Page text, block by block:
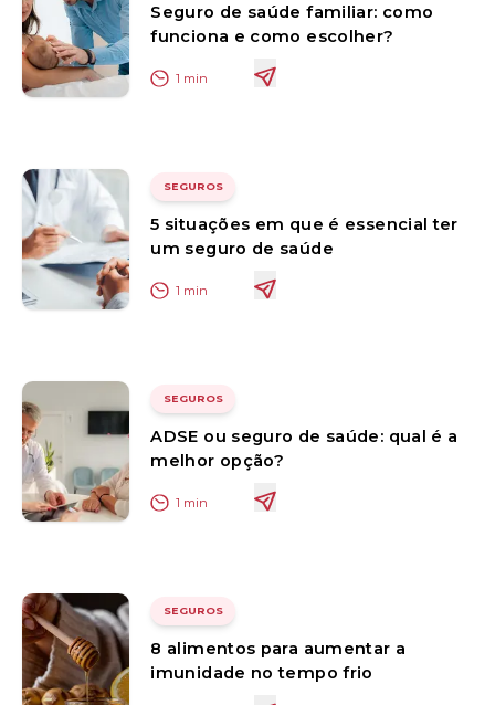
Seguro de saúde familiar: como
funciona e como escolher?
1 min
SEGUROS
5 situações em que é essencial ter
um seguro de saúde
1 min
SEGUROS
ADSE ou seguro de saúde: qual é a
melhor opção?
1 min
SEGUROS
8 alimentos para aumentar a
imunidade no tempo frio